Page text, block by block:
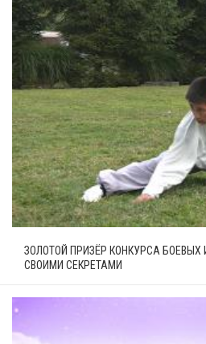
ЗОЛОТОЙ ПРИЗЁР КОНКУРСА БОЕВЫХ
СВОИМИ СЕКРЕТАМИ